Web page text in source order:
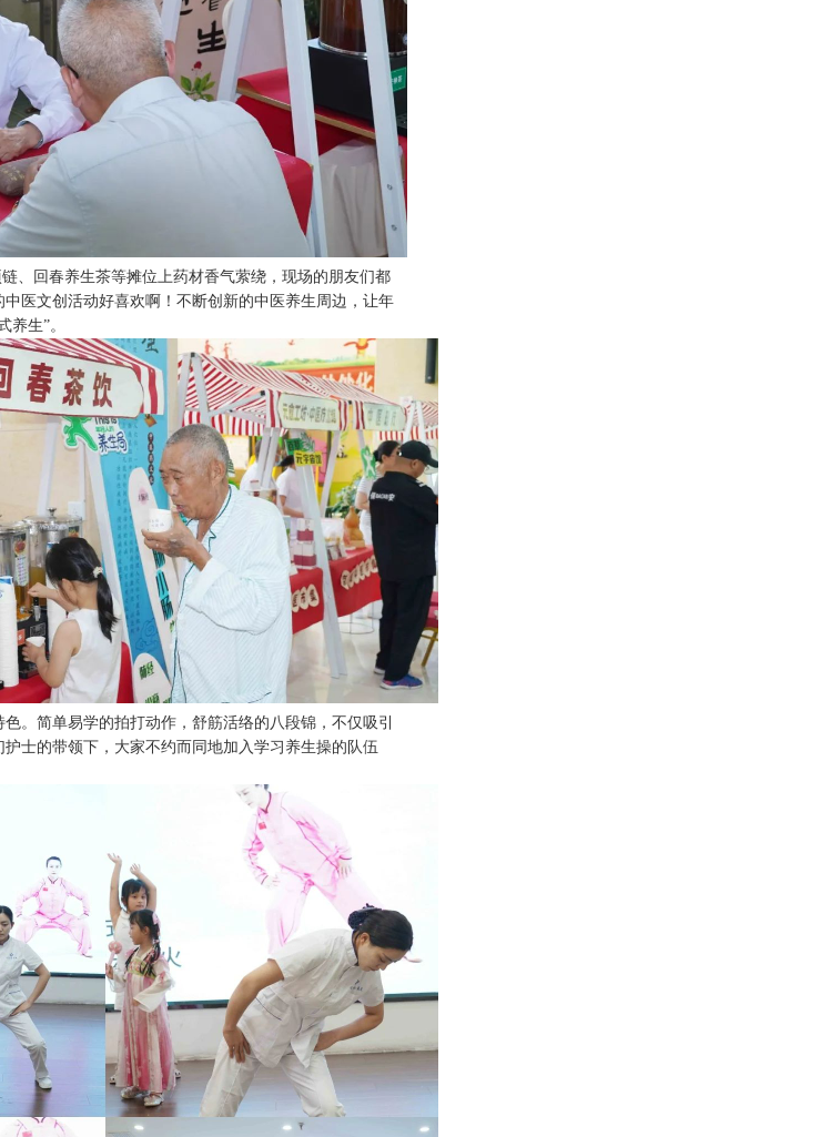
、回春养生茶等摊位上药材香气萦绕，现场的朋友们都
医文创活动好喜欢啊！不断创新的中医养生周边，让年
养生”。
。简单易学的拍打动作，舒筋活络的八段锦，不仅吸引
士的带领下，大家不约而同地加入学习养生操的队伍